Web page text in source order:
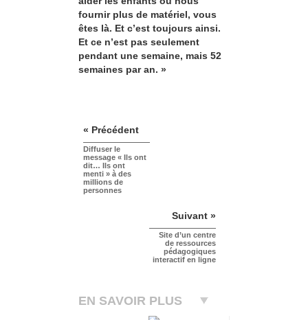
fournir plus de matériel, vous
êtes là. Et c’est toujours ainsi.
Et ce n’est pas seulement
pendant une semaine, mais 52
semaines par an. »
« Précédent
Diffuser le
message « Ils ont
dit… Ils ont
menti » à des
millions de
personnes
Suivant »
Site d’un centre
de ressources
pédagogiques
interactif en ligne
EN SAVOIR PLUS